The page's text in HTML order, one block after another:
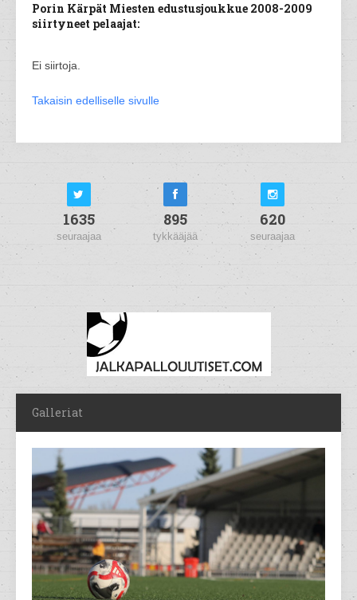
Porin Kärpät Miesten edustusjoukkue 2008-2009
siirtyneet pelaajat:
Ei siirtoja.
Takaisin edelliselle sivulle
1635
seuraajaa
895
tykkääjää
620
seuraajaa
Galleriat